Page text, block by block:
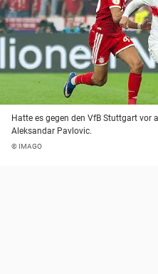
Hatte es gegen den VfB Stuttgart vor
Aleksandar Pavlovic.
© IMAGO